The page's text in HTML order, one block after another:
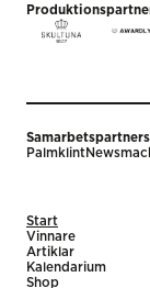
Samarbetspartners
Palmklint
Start
Vinnare
Artiklar
Kalendarium
Shop